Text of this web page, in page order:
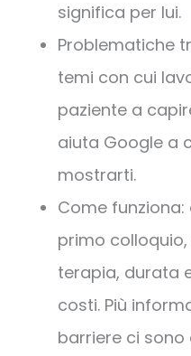
significa per lui.
Problematiche
temi con cui
paziente a
aiuta Google a
mostrarti.
Come
primo
terapia, durata
costi. Più
barriere ci